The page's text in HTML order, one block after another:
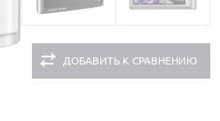
ДОБАВИТЬ К СРАВНЕНИЮ